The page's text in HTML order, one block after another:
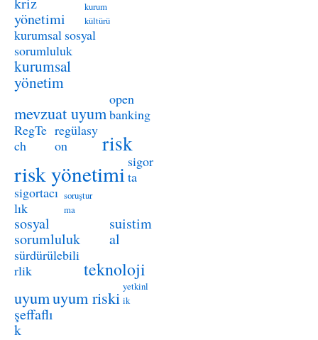
yönetimi
kurum
kültürü
kurumsal sosyal
sorumluluk
kurumsal
yönetim
mevzuat uyum
open
banking
RegTe
ch
regülasy
on
risk
risk yönetimi sigor
ta
sigortacı
lık
soruştur
ma
sosyal
sorumluluk
suistim
al
sürdürülebili
rlik
teknoloji
uyumuyum riski
yetkinl
ik
şeffaflı
k